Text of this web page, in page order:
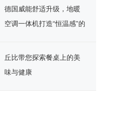
德国威能舒适升级，地暖
空调一体机打造“恒温感”的
丘比带您探索餐桌上的美
味与健康